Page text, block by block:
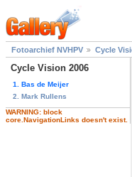
Fotoarchief NVHPV Cycle
Cycle Vision 2006
1. Bas de Meijer
2. Mark Rullens
WARNING: block
core.NavigationLinks doesn't exist.